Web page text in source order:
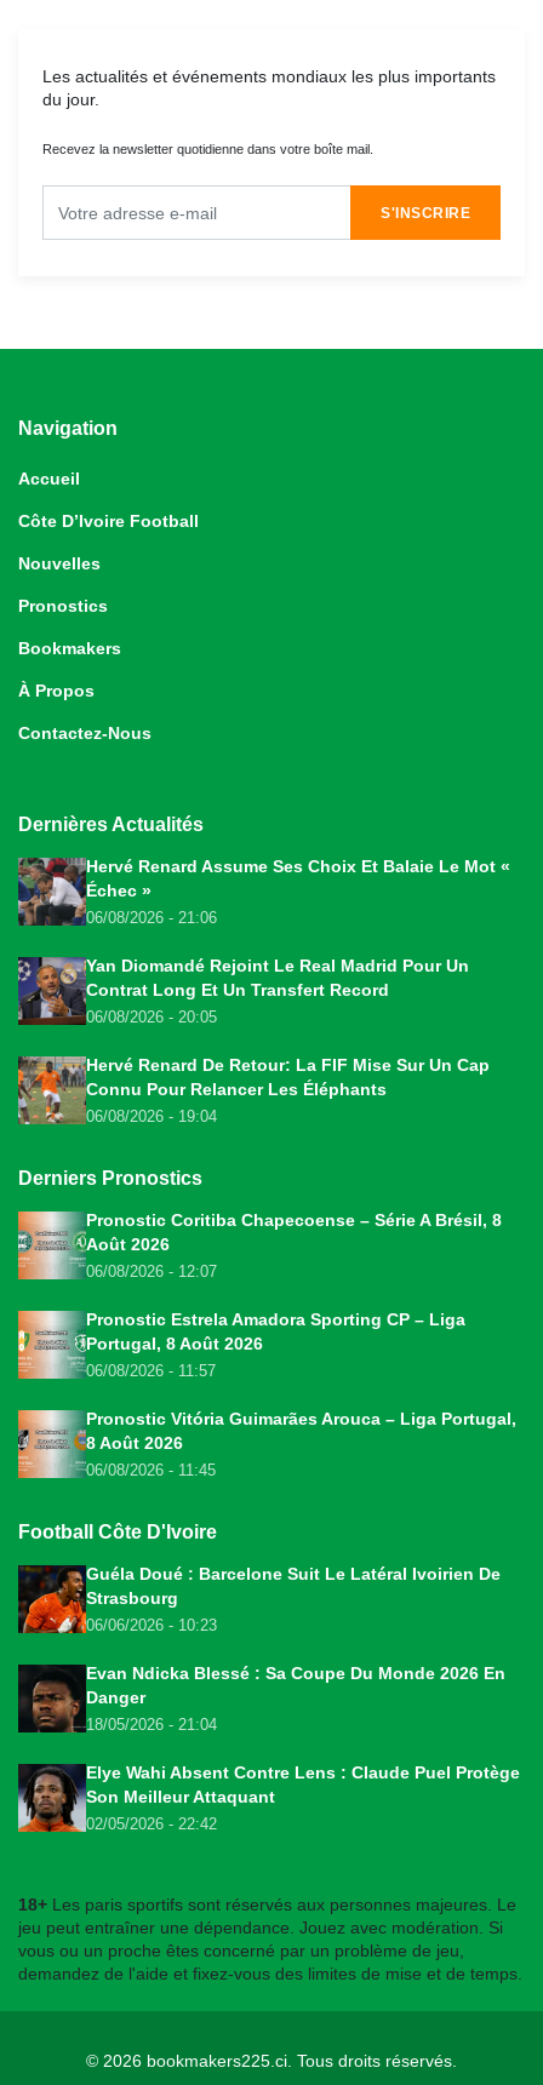
Les actualités et événements mondiaux les plus importants
du jour.
Recevez la newsletter quotidienne dans votre boîte mail.
S'INSCRIRE
Navigation
Accueil
Côte D’Ivoire Football
Nouvelles
Pronostics
Bookmakers
À Propos
Contactez-Nous
Dernières Actualités
Hervé Renard Assume Ses Choix Et Balaie Le Mot «
Échec »
06/08/2026 - 21:06
Yan Diomandé Rejoint Le Real Madrid Pour Un
Contrat Long Et Un Transfert Record
06/08/2026 - 20:05
Hervé Renard De Retour: La FIF Mise Sur Un Cap
Connu Pour Relancer Les Éléphants
06/08/2026 - 19:04
Derniers Pronostics
Pronostic Coritiba Chapecoense – Série A Brésil, 8
Août 2026
06/08/2026 - 12:07
Pronostic Estrela Amadora Sporting CP – Liga
Portugal, 8 Août 2026
06/08/2026 - 11:57
Pronostic Vitória Guimarães Arouca – Liga Portugal,
8 Août 2026
06/08/2026 - 11:45
Football Côte D'Ivoire
Guéla Doué : Barcelone Suit Le Latéral Ivoirien De
Strasbourg
06/06/2026 - 10:23
Evan Ndicka Blessé : Sa Coupe Du Monde 2026 En
Danger
18/05/2026 - 21:04
Elye Wahi Absent Contre Lens : Claude Puel Protège
Son Meilleur Attaquant
02/05/2026 - 22:42
18+ Les paris sportifs sont réservés aux personnes majeures. Le
jeu peut entraîner une dépendance. Jouez avec modération. Si
vous ou un proche êtes concerné par un problème de jeu,
demandez de l'aide et fixez-vous des limites de mise et de temps.
© 2026 bookmakers225.ci . Tous droits réservés.